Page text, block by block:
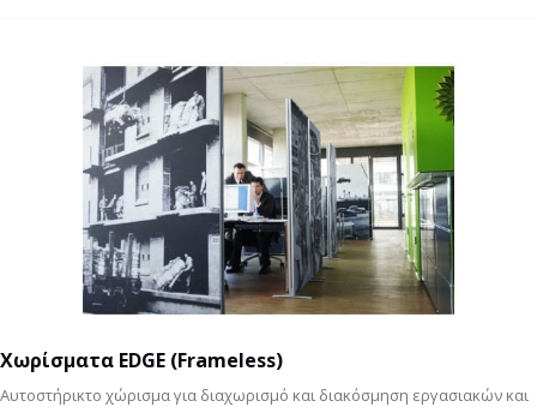
Χωρίσματα ΕDGE (Frameless)
Αυτοστήρικτο χώρισμα για διαχωρισμό και διακόσμηση εργασιακών και